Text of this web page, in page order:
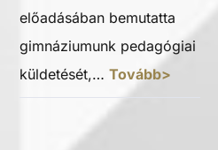
előadásában bemutatta
gimnáziumunk pedagógiai
küldetését,… Tovább>